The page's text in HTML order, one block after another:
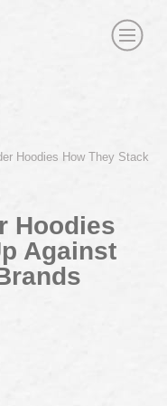
Hoodies How They Stack
Hoodies
Against